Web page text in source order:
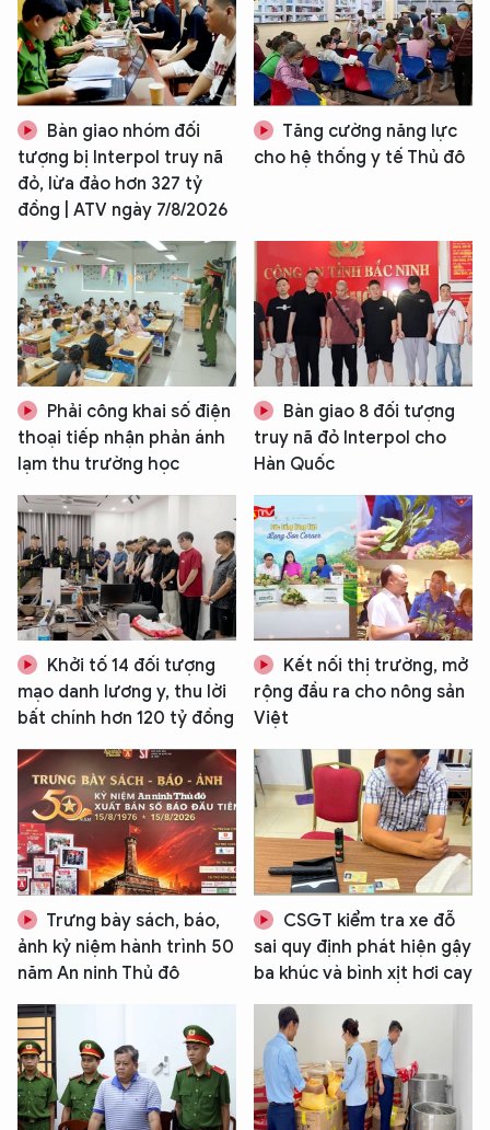
Bàn giao nhóm đối
tượng bị Interpol truy nã
đỏ, lừa đảo hơn 327 tỷ
đồng | ATV ngày 7/8/2026
Tăng cường năng lực
cho hệ thống y tế Thủ đô
Phải công khai số điện
thoại tiếp nhận phản ánh
lạm thu trường học
Bàn giao 8 đối tượng
truy nã đỏ Interpol cho
Hàn Quốc
Khởi tố 14 đối tượng
mạo danh lương y, thu lời
bất chính hơn 120 tỷ đồng
Kết nối thị trường, mở
rộng đầu ra cho nông sản
Việt
Trưng bày sách, báo,
ảnh kỷ niệm hành trình 50
năm An ninh Thủ đô
CSGT kiểm tra xe đỗ
sai quy định phát hiện gậy
ba khúc và bình xịt hơi cay
XIN CHÀO,
TÔI LÀ CHATBOT CỦA
Hãy hỏi tôi bất kỳ điều gì bạn cần biết về
An Ninh Thủ Đô nhé. Tôi sẵn sàng hỗ trợ!